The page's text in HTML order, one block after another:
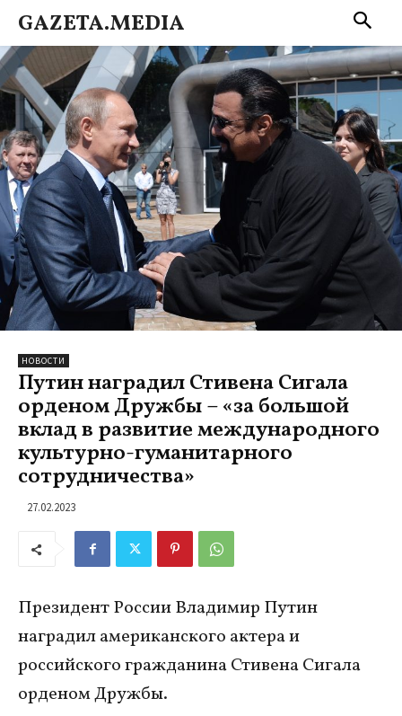
GAZETA.MEDIA
НОВОСТИ
Путин наградил Стивена Сигала
орденом Дружбы – «за большой
вклад в развитие международного
культурно-гуманитарного
сотрудничества»
27.02.2023
Президент России Владимир Путин
наградил американского актера и
российского гражданина Стивена Сигала
орденом Дружбы.